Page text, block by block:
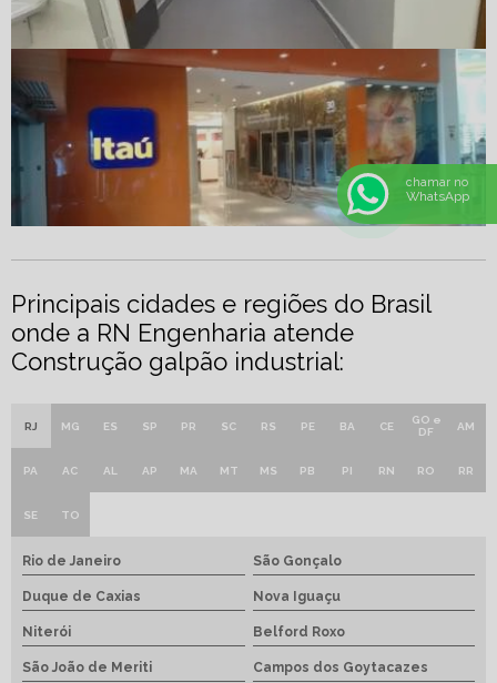
Principais cidades e regiões do Brasil
onde a RN Engenharia atende
Construção galpão industrial:
RJ MG ES SP PR SC RS PE BA CE
GO e
DF
AM
PA AC AL AP MA MT MS PB PI RN RO RR
SE TO
Rio de Janeiro São Gonçalo
Duque de Caxias Nova Iguaçu
Niterói Belford Roxo
São João de Meriti Campos dos Goytacazes
chamar no
WhatsApp